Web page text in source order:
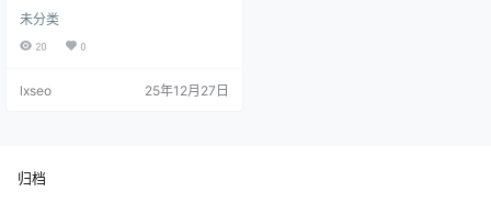
申报，企业可以有效地享受税收优
惠，从而释放出更多的资金用于生
先机，实现持续增长。 返税申报的
鼓励了更多的新企业投资入驻济宁
未分类
20 0
lxseo 25年12月27日
归档